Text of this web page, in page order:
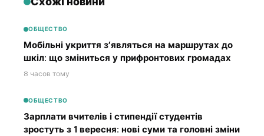
ОБЩЕСТВО
Мобільні укриття з’являться на маршрутах до
шкіл: що зміниться у прифронтових громадах
8 часов тому
ОБЩЕСТВО
Зарплати вчителів і стипендії студентів
зростуть з 1 вересня: нові суми та головні зміни